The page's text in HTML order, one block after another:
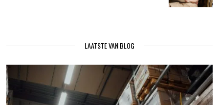
LAATSTE VAN BLOG